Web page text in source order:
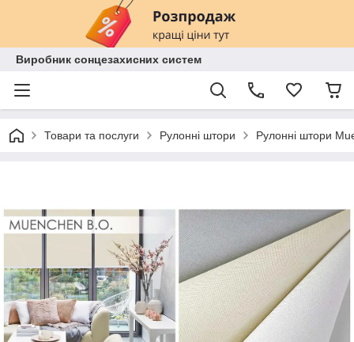
Виробник сонцезахисних систем
Товари та послуги Рулонні штори Рулонні штори